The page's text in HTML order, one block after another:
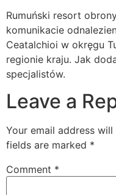
Rumuński resort
komunikacie
Ceatalchioi w okręgu
regionie kraju. Jak
specjalistów.
Leave a
Your email address
fields are marked *
Comment *